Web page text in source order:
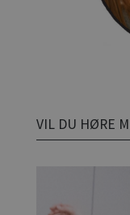
VIL DU HØRE